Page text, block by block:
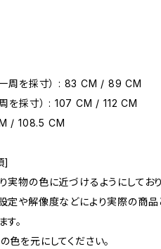
一周を採寸） : 83 CM / 89 CM
周を採寸） : 107 CM / 112 CM
/ 108.5 CM
]
実物の色に近づけるようにしており
定や解像度などにより実際の商
。
色を元にしてください。